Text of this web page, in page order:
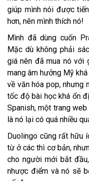
giúp mình nói được
hơn, nên mình thích nó!
Mình đã dùng cuốn
Mặc dù không phải
giá nên đã mua nó với
mang âm hưởng Mỹ
về văn hóa pop, nhưng
tốc độ bài học khá ổn
Spanish, một trang
là nó lại có quá nhiều
Duolingo cũng rất hữu
từ ở các thì cơ bản,
cho người mới bắt
nhược điểm và nó sẽ